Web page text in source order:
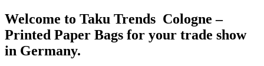
Welcome to Taku Trends Cologne –
Printed Paper Bags for your trade show
in Germany.